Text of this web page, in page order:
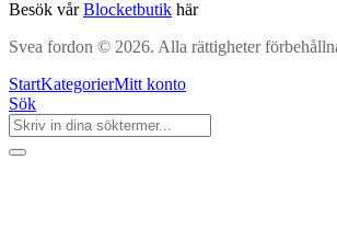
Besök vårBlocketbutik här
Svea fordon © 2026. Alla rättigheter
StartKategorierMitt konto
Sök